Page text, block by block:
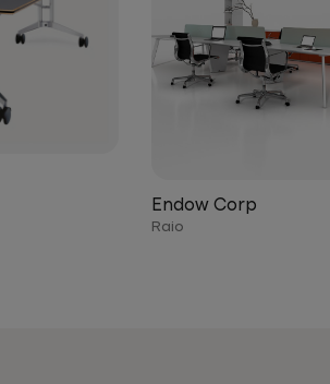
Endow Corp
Raio